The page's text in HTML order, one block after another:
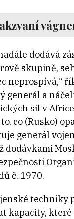
dodává
skupině,
neprospívá,“
generál a
sil v
co (Rusko)
generál
dodávkami
č. 1970.
techniky
kapacity,